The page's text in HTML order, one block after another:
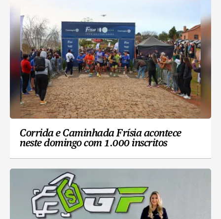
Corrida e Caminhada Frísia acontece
neste domingo com 1.000 inscritos